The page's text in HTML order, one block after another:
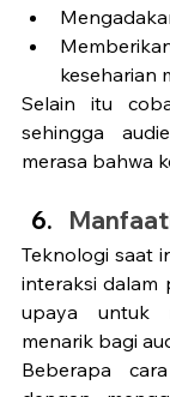
keseharian
Selain itu
sehingga
merasa bahwa
Teknologi saat
interaksi dalam
upaya untuk
menarik bagi
Beberapa